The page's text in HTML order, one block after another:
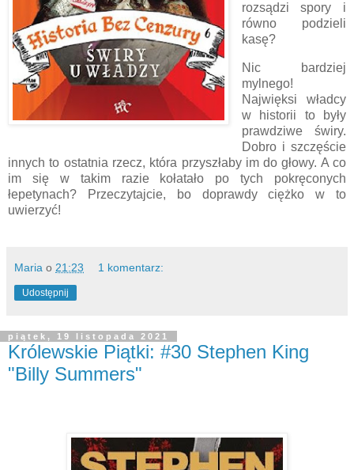
rozsądzi spory i
równo podzieli
kasę?
Nic bardziej
mylnego!
Najwięksi władcy
w historii to były
prawdziwe świry.
Dobro i szczęście
innych to ostatnia rzecz, która przyszłaby im do głowy. A co
im się w takim razie kołatało po tych pokręconych
łepetynach? Przeczytajcie, bo doprawdy ciężko w to
uwierzyć!
Maria o 21:23 1 komentarz:
Udostępnij
piątek, 19 listopada 2021
Królewskie Piątki: #30 Stephen King
"Billy Summers"